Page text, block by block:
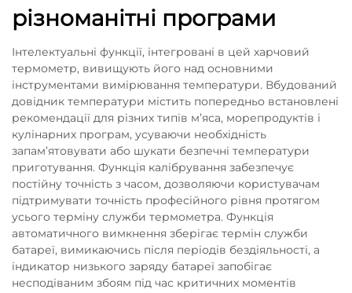
різноманітні програми
Інтелектуальні функції, інтегровані в цей харчовий
термометр, вивищують його над основними
інструментами вимірювання температури. Вбудований
довідник температури містить попередньо встановлені
рекомендації для різних типів м’яса, морепродуктів і
кулінарних програм, усуваючи необхідність
запам’ятовувати або шукати безпечні температури
приготування. Функція калібрування забезпечує
постійну точність з часом, дозволяючи користувачам
підтримувати точність професійного рівня протягом
усього терміну служби термометра. Функція
автоматичного вимкнення зберігає термін служби
батареї, вимикаючись після періодів бездіяльності, а
індикатор низького заряду батареї запобігає
несподіваним збоям під час критичних моментів